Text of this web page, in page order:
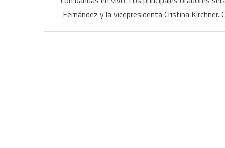
Fernández y la vicepresidenta Cristina